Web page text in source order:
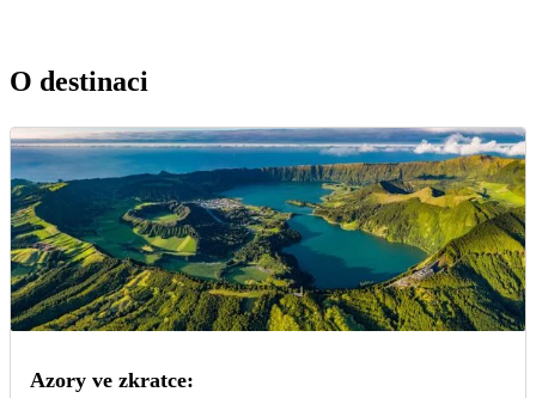
O destinaci
Azory ve zkratce: